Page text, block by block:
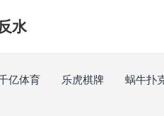
水
亿体育 乐虎棋牌 蜗牛扑